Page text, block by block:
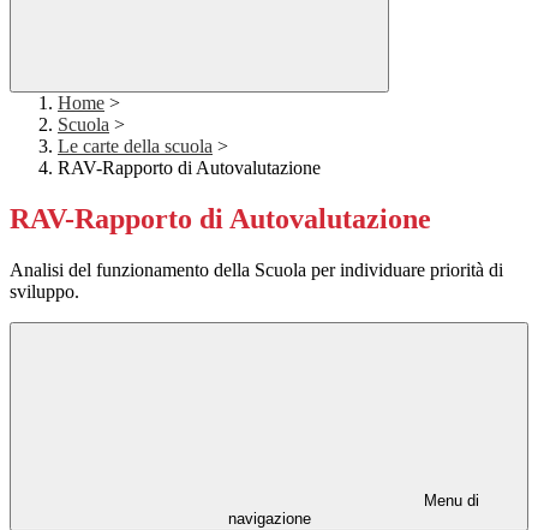
Home >
Scuola >
Le carte della scuola >
RAV-Rapporto di Autovalutazione
RAV-Rapporto di Autovalutazione
Analisi del funzionamento della Scuola per individuare priorità di
sviluppo.
Menu di
navigazione